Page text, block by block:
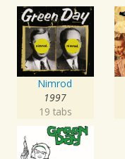
Nimrod
1997
19 tabs